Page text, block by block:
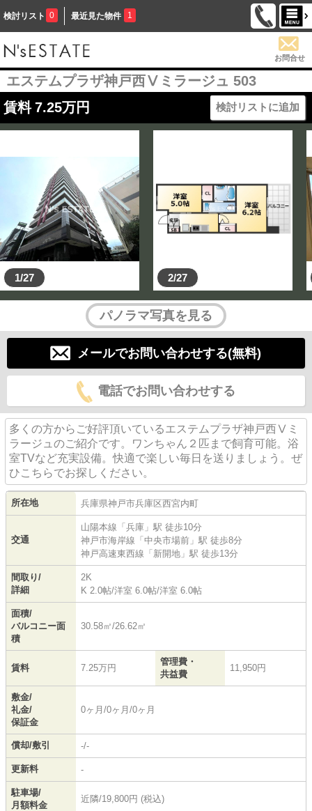
検討リスト 0 最近見た物件 1
お問合せ
エステムプラザ神戸西Ⅴミラージュ 503
賃料 7.25万円 検討リストに追加
1/27 2/27
パノラマ写真を見る
メールでお問い合わせする(無料)
電話でお問い合わせする
多くの方からご好評頂いているエステムプラザ神戸西Ⅴミ
ラージュのご紹介です。ワンちゃん２匹まで飼育可能。浴
室TVなど充実設備。快適で楽しい毎日を送りましょう。ぜ
ひこちらでお探しください。
所在地 兵庫県神戸市兵庫区西宮内町
交通
山陽本線 「 兵庫 」駅 徒歩10分
神戸市海岸線 「 中央市場前 」駅 徒歩8分
神戸高速東西線 「 新開地 」駅 徒歩13分
間取り/
詳細
2K
K 2.0帖/洋室 6.0帖/洋室 6.0帖
面積/
バルコニー面
積
30.58㎡/26.62㎡
賃料 7.25万円
管理費・
共益費
11,950円
敷金/
礼金/
保証金
0ヶ月/0ヶ月/0ヶ月
償却/敷引 -/-
更新料 -
駐車場/
月額料金
近隣/19,800円 (税込)